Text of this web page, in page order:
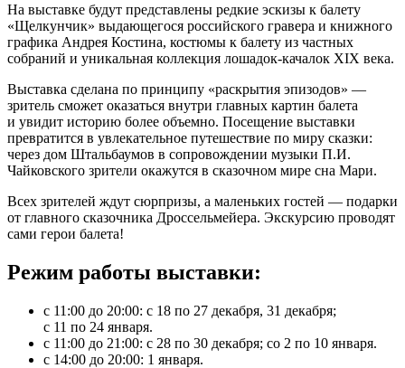
На выставке будут представлены редкие эскизы к балету
«Щелкунчик» выдающегося российского гравера и книжного
графика Андрея Костина, костюмы к балету из частных
собраний и уникальная коллекция лошадок-качалок XIX века.
Выставка сделана по принципу «раскрытия эпизодов» —
зритель сможет оказаться внутри главных картин балета
и увидит историю более объемно. Посещение выставки
превратится в увлекательное путешествие по миру сказки:
через дом Штальбаумов в сопровождении музыки П.И.
Чайковского зрители окажутся в сказочном мире сна Мари.
Всех зрителей ждут сюрпризы, а маленьких гостей — подарки
от главного сказочника Дроссельмейера. Экскурсию проводят
сами герои балета!
Режим работы выставки:
с 11:00 до 20:00: с 18 по 27 декабря, 31 декабря;
с 11 по 24 января.
с 11:00 до 21:00: с 28 по 30 декабря; со 2 по 10 января.
с 14:00 до 20:00: 1 января.